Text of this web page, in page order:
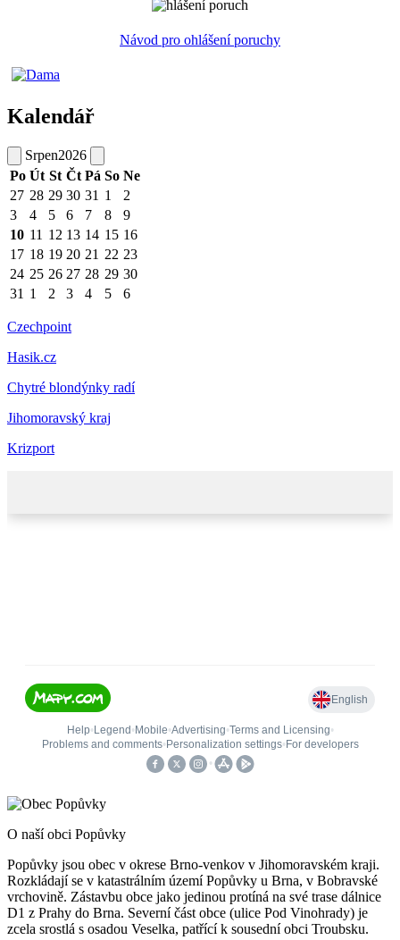
Návod pro ohlášení poruchy
Kalendář
Srpen2026
Po Út St Čt Pá So Ne
27 28 29 30 31 1
2
3
4 5 6 7 8
9
10 11 12 13 14 15 16
17 18 19 20 21 22 23
24 25 26 27 28 29 30
31 1 2 3 4 5 6
Czechpoint
Hasik.cz
Chytré blondýnky radí
Jihomoravský kraj
Krizport
O naší obci Popůvky
Popůvky jsou obec v okrese Brno-venkov v Jihomoravském kraji.
Rozkládají se v katastrálním území Popůvky u Brna, v Bobravské
vrchovině. Zástavbu obce jako jedinou protíná na své trase dálnice
D1 z Prahy do Brna. Severní část obce (ulice Pod Vinohrady) je
zcela srostlá s osadou Veselka, patřící k sousední obci Troubsku.